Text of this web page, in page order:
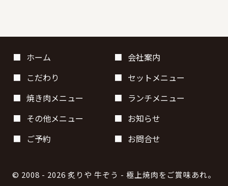
ホーム
会社案内
こだわり
セットメニュー
焼き肉メニュー
ランチメニュー
その他メニュー
お知らせ
ご予約
お問合せ
© 2008 - 2026 炙りや 牛ぞう - 極上焼肉をご賞味あれ。